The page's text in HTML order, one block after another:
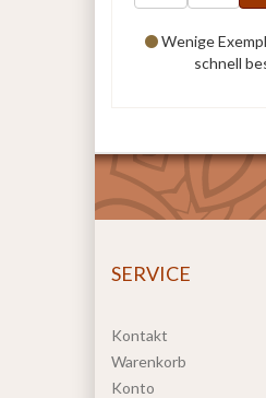
Wenige
schnell
SERVICE
Kontakt
Warenkorb
Konto